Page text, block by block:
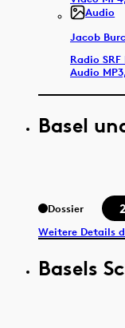
Audio
Jacob
Radio
Audio
Basel
Dossier
Weitere Details
Basels